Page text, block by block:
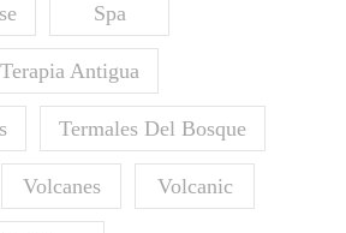
Spa
Terapia Antigua
Termales Del Bosque
Volcanes Volcanic